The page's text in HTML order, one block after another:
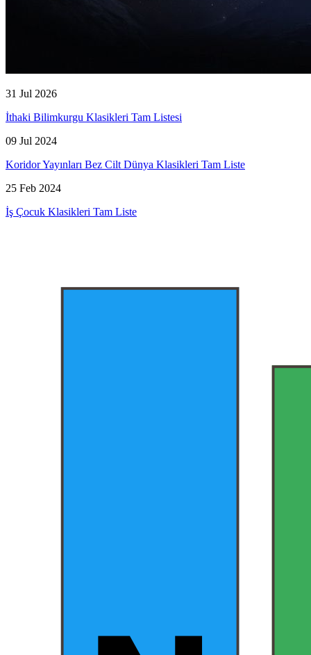
31 Jul 2026
İthaki Bilimkurgu Klasikleri Tam Listesi
09 Jul 2024
Koridor Yayınları Bez Cilt Dünya Klasikleri Tam Liste
25 Feb 2024
İş Çocuk Klasikleri Tam Liste